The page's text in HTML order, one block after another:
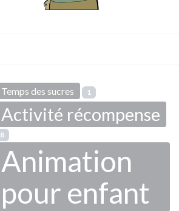
Temps des sucres 1
Activité récompense
8
Animation
pour enfant